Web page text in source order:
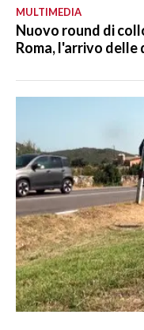
MULTIMEDIA
Nuovo round di
Roma, l'arrivo delle